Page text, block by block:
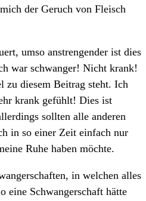
der Geruch von Fleisch
umso anstrengender ist dies
war schwanger! Nicht krank!
zu diesem Beitrag steht. Ich
krank gefühlt! Dies ist
sollten alle anderen
in so einer Zeit einfach nur
Ruhe haben möchte.
in welchen alles
eine Schwangerschaft hätte